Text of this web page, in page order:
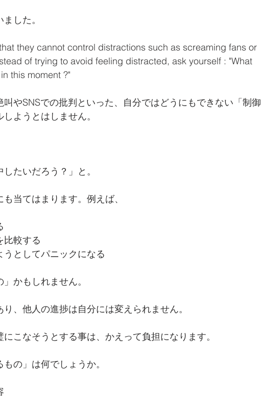
した。
they cannot control distractions such as screaming fans or
of trying to avoid feeling distracted, ask yourself : "What
this moment ?"
やSNSでの批判といった、自分ではどうにもできない「制御
ようとはしません。
たいだろう？」と。
当てはまります。例えば、
比較する
うとしてパニックになる
かもしれません。
、他人の進捗は自分には変えられません。
こなそうとする事は、かえって負担になります。
の」は何でしょうか。